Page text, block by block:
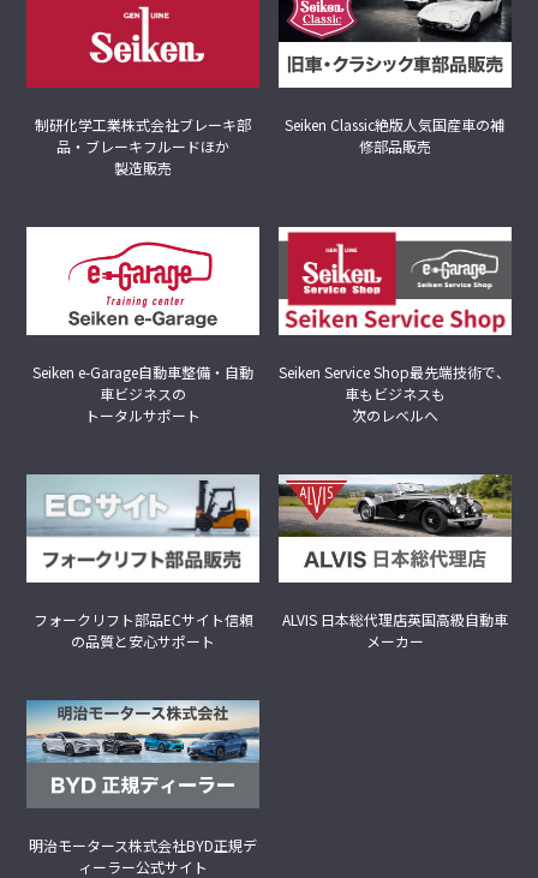
制研化学工業株式会社ブレーキ部
品・ブレーキフルードほか
製造販売
Seiken Classic絶版人気国産車の補
修部品販売
Seiken e-Garage自動車整備・自動
車ビジネスの
トータルサポート
Seiken Service Shop最先端技術で、
車もビジネスも
次のレベルへ
フォークリフト部品ECサイト信頼
の品質と安心サポート
ALVIS 日本総代理店英国高級自動車
メーカー
明治モータース株式会社BYD正規デ
ィーラー公式サイト